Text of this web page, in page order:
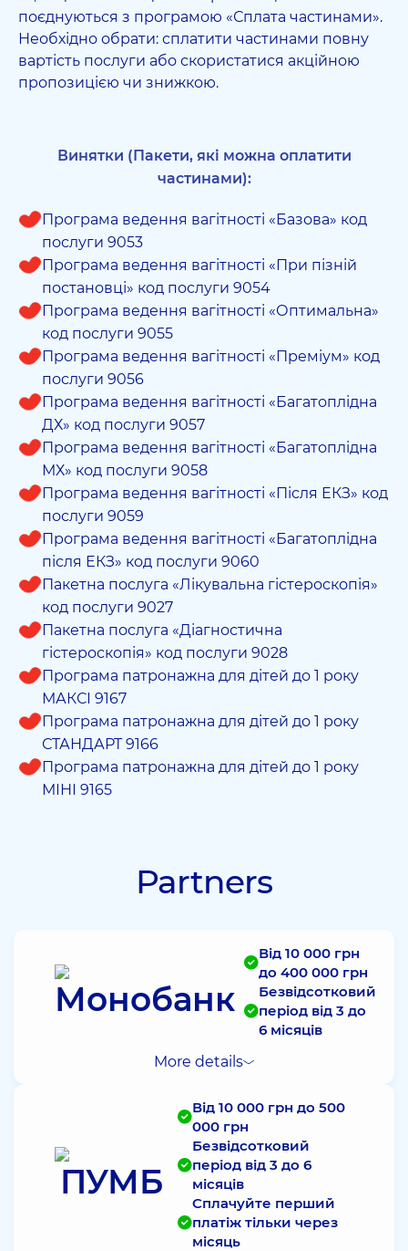
поєднуються з програмою «Сплата частинами».
Необхідно обрати: сплатити частинами повну
вартість послуги або скористатися акційною
пропозицією чи знижкою.
Винятки (Пакети, які можна оплатити
частинами):
Програма ведення вагітності «Базова» код
послуги 9053
Програма ведення вагітності «При пізній
постановці» код послуги 9054
Програма ведення вагітності «Оптимальна»
код послуги 9055
Програма ведення вагітності «Преміум» код
послуги 9056
Програма ведення вагітності «Багатоплідна
ДХ» код послуги 9057
Програма ведення вагітності «Багатоплідна
МХ» код послуги 9058
Програма ведення вагітності «Після ЕКЗ» код
послуги 9059
Програма ведення вагітності «Багатоплідна
після ЕКЗ» код послуги 9060
Пакетна послуга «Лікувальна гістероскопія»
код послуги 9027
Пакетна послуга «Діагностична
гістероскопія» код послуги 9028
Програма патронажна для дітей до 1 року
МАКСІ 9167
Програма патронажна для дітей до 1 року
СТАНДАРТ 9166
Програма патронажна для дітей до 1 року
МІНІ 9165
Partners
Від 10 000 грн
до 400 000 грн
Безвідсотковий
період від 3 до
6 місяців
More details
Від 10 000 грн до 500
000 грн
Безвідсотковий
період від 3 до 6
місяців
Сплачуйте перший
платіж тільки через
місяць